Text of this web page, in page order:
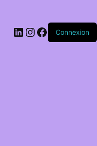
LinkedIn
Instagram
Facebook
Connexion